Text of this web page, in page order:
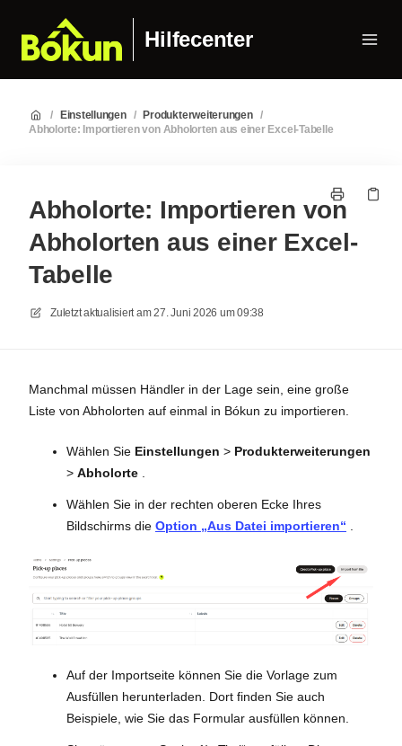
Hilfecenter
/ Einstellungen / Produkterweiterungen /
Abholorte: Importieren von Abholorten aus einer Excel-Tabelle
Abholorte: Importieren von
Abholorten aus einer Excel-
Tabelle
Zuletzt aktualisiert am27. Juni 2026 um 09:38
Manchmal müssen Händler in der Lage sein, eine große
Liste von Abholorten auf einmal in Bókun zu importieren.
Wählen Sie Einstellungen > Produkterweiterungen
> Abholorte
Wählen Sie in der rechten oberen Ecke Ihres
Bildschirms die Option „Aus Datei importieren“
Auf der Importseite können Sie die Vorlage zum
Ausfüllen herunterladen. Dort finden Sie auch
Beispiele, wie Sie das Formular ausfüllen können.